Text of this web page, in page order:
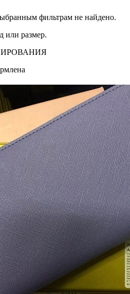
фильтрам не найдено.
или размер.